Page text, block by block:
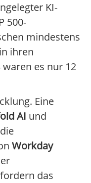
KI-
500-
mindestens
ihren
es nur 12
Eine
AI und
Workday
das